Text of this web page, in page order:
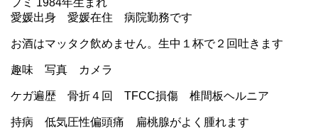
愛媛出身 愛媛在住 病院勤務です
お酒はマッタク飲めません。生中１杯で２回吐きます
趣味 写真 カメラ
ケガ遍歴 骨折４回 TFCC損傷 椎間板ヘルニア
持病 低気圧性偏頭痛 扁桃腺がよく腫れます